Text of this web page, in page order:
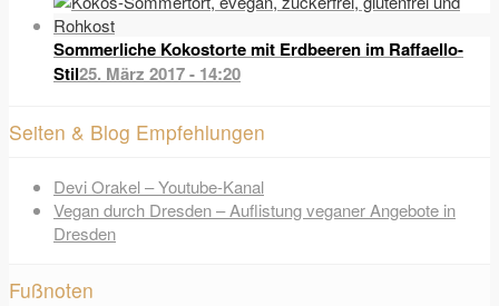
Sommerliche Kokostorte mit Erdbeeren im Raffaello-
Stil25. März 2017 - 14:20
Seiten & Blog Empfehlungen
Devi Orakel – Youtube-Kanal
Vegan durch Dresden – Auflistung veganer Angebote in
Dresden
Fußnoten